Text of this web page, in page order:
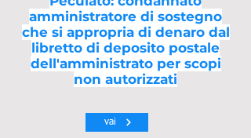
amministratore di sostegno
che si appropria di denaro dal
libretto di deposito postale
dell'amministrato per scopi
non autorizzati
vai